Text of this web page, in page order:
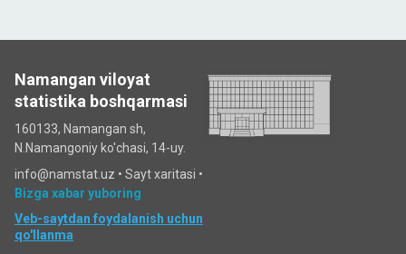
Namangan viloyat
statistika boshqarmasi
160133, Namangan sh,
N.Namangoniy ko'chasi, 14-uy.
info@namstat.uz • Sayt xaritasi •
Bizga xabar yuboring
Veb-saytdan foydalanish uchun
qo'llanma